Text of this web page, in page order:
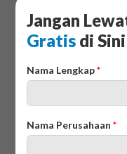
Jangan
Gratis di Sini
Nama Lengkap*
Nama Perusahaan*
20 Aplikasi